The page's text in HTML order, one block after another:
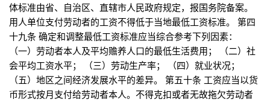
体标准由省、自治区、直辖市人民政府规定，报国务院备案。
用人单位支付劳动者的工资不得低于当地最低工资标准。 第四
十九条 确定和调整最低工资标准应当综合参考下列因素：
（一）劳动者本人及平均赡养人口的最低生活费用； （二）社
会平均工资水平； （三）劳动生产率； （四）就业状况；
（五）地区之间经济发展水平的差异。 第五十条 工资应当以货
币形式按月支付给劳动者本人。不得克扣或者无故拖欠劳动者